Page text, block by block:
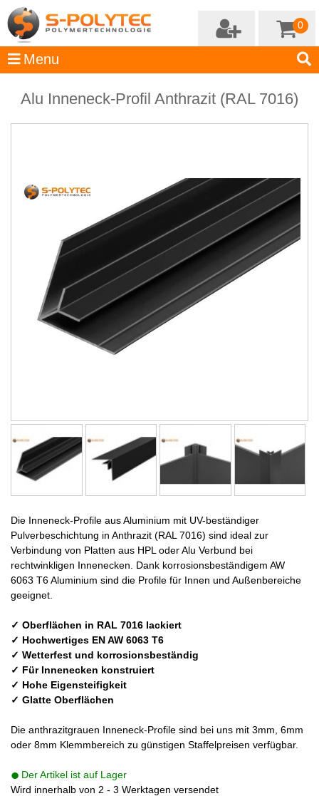
0
Alu Inneneck-Profil Anthrazit (RAL 7016)
Die Inneneck-Profile aus Aluminium mit UV-beständiger
Pulverbeschichtung in Anthrazit (RAL 7016) sind ideal zur
Verbindung von Platten aus HPL oder Alu Verbund bei
rechtwinkligen Innenecken. Dank korrosionsbeständigem AW
6063 T6 Aluminium sind die Profile für Innen und Außenbereiche
geeignet.
✓ Oberflächen in RAL 7016 lackiert
✓ Hochwertiges EN AW 6063 T6
✓ Wetterfest und korrosionsbeständig
✓ Für Innenecken konstruiert
✓ Hohe Eigensteifigkeit
✓ Glatte Oberflächen
Die anthrazitgrauen Inneneck-Profile sind bei uns mit 3mm, 6mm
oder 8mm Klemmbereich zu günstigen Staffelpreisen verfügbar.
Der Artikel ist auf Lager
Wird innerhalb von 2 - 3 Werktagen versendet